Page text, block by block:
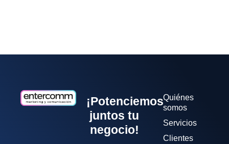
¡Potenciemos
juntos tu
negocio!
Quiénes
somos
Servicios
Clientes